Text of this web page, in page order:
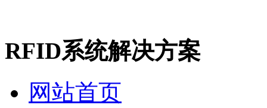
RFID系统解决方案
网站首页